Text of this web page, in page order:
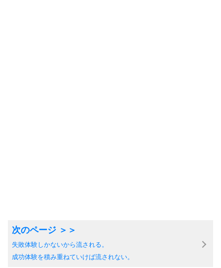
失敗体験しかないから流される。
成功体験を積み重ねていけば流されない。